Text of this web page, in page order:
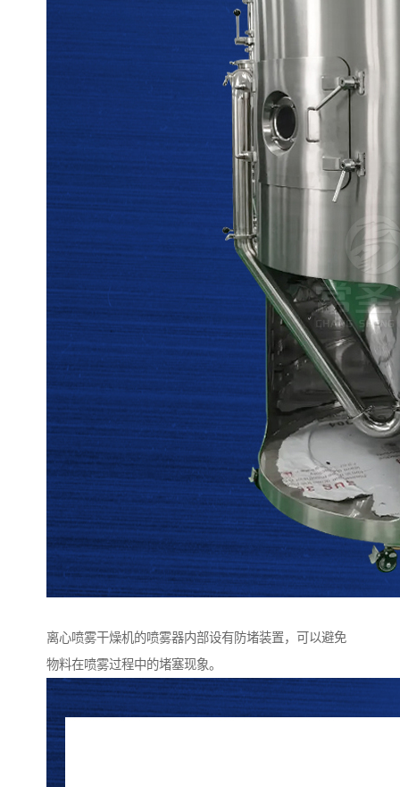
离心喷雾干燥机的喷雾器内部设有防堵装置，可以避免
物料在喷雾过程中的堵塞现象。